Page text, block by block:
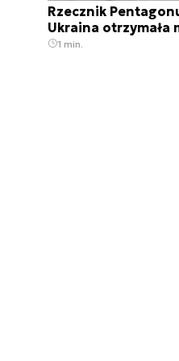
Rzecznik
Ukraina otrzymała
1 min.